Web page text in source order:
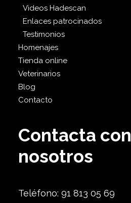
Videos Hadescan
Enlaces patrocinados
Testimonios
Homenajes
Tienda online
Veterinarios
Blog
Contacto
Contacta con
nosotros
Teléfono: 91 813 05 69